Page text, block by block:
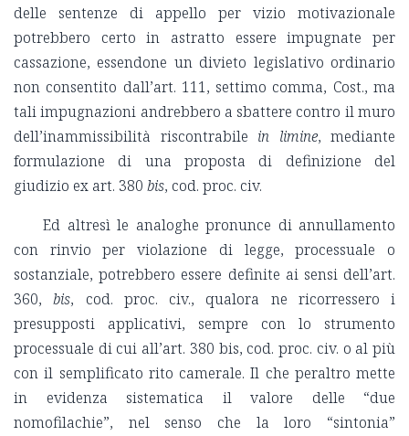
delle sentenze di appello per vizio motivazionale
potrebbero certo in astratto essere impugnate per
cassazione, essendone un divieto legislativo ordinario
non consentito dall’art. 111, settimo comma, Cost., ma
tali impugnazioni andrebbero a sbattere contro il muro
dell’inammissibilità riscontrabile in limine, mediante
formulazione di una proposta di definizione del
giudizio ex art. 380 bis, cod. proc. civ.
Ed altresì le analoghe pronunce di annullamento
con rinvio per violazione di legge, processuale o
sostanziale, potrebbero essere definite ai sensi dell’art.
360,bis, cod. proc. civ., qualora ne ricorressero i
presupposti applicativi, sempre con lo strumento
processuale di cui all’art. 380 bis, cod. proc. civ. o al più
con il semplificato rito camerale. Il che peraltro mette
in evidenza sistematica il valore delle “due
nomofilachie”, nel senso che la loro “sintonia”